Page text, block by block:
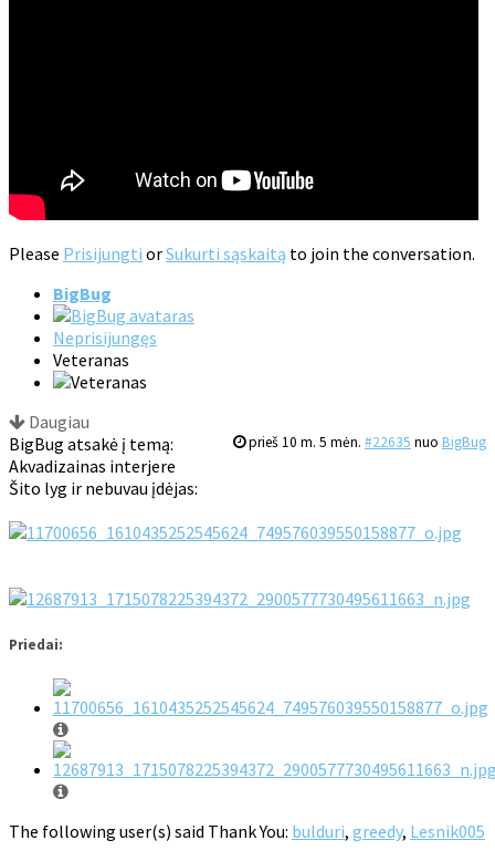
Please Prisijungti orSukurti sąskaitą to join the conversation.
BigBug
Neprisijungęs
Veteranas
Daugiau
prieš 10 m. 5 mėn. #22635 nuo BigBug
BigBug atsakė į temą:
Akvadizainas interjere
Šito lyg ir nebuvau įdėjas:
Priedai:
The following user(s) said Thank You: bulduri, greedy, Lesnik005